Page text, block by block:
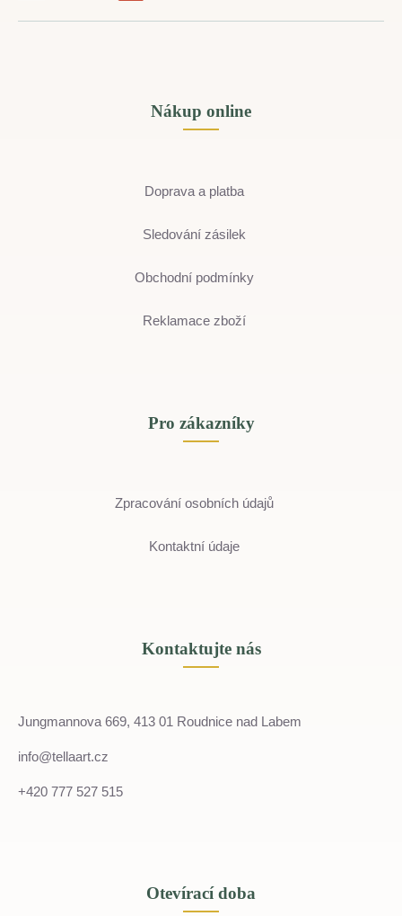
Nákup online
Doprava a platba
Sledování zásilek
Obchodní podmínky
Reklamace zboží
Pro zákazníky
Zpracování osobních údajů
Kontaktní údaje
Kontaktujte nás
Jungmannova 669, 413 01 Roudnice nad Labem
info@tellaart.cz
+420 777 527 515
Otevírací doba